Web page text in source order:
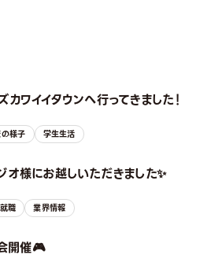
ワイイタウンへ行ってきました！
様子 学生生活
オ様にお越しいただきました✨
就職 業界情報
開催🎮